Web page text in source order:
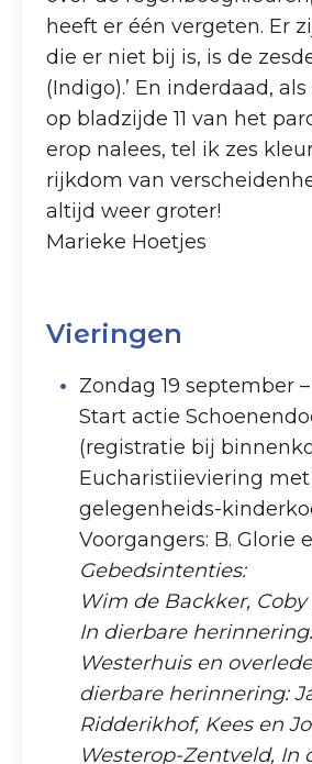
heeft er één vergeten. Er
die er niet bij is, is de
(Indigo).’ En inderdaad,
op bladzijde 11 van het
erop nalees, tel ik zes
rijkdom van
altijd weer groter!
Marieke Hoetjes
Vieringen
Zondag 19 september
Start actie
(registratie bij
Eucharistiieviering met
gelegenheids-
Voorgangers: B. Glorie
Gebedsintenties:
Wim de Backker, Coby
In dierbare
Westerhuis en
dierbare herinnering:
Ridderikhof, Kees en
Westerop-Zentveld, In